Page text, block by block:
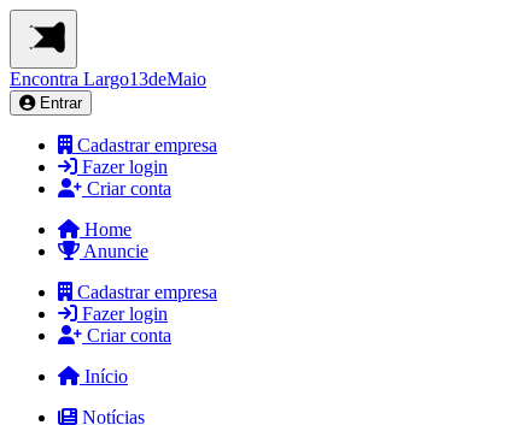
Encontra Largo13deMaio
Entrar
Cadastrar empresa
Fazer login
Criar conta
Home
Anuncie
Cadastrar empresa
Fazer login
Criar conta
Início
Notícias